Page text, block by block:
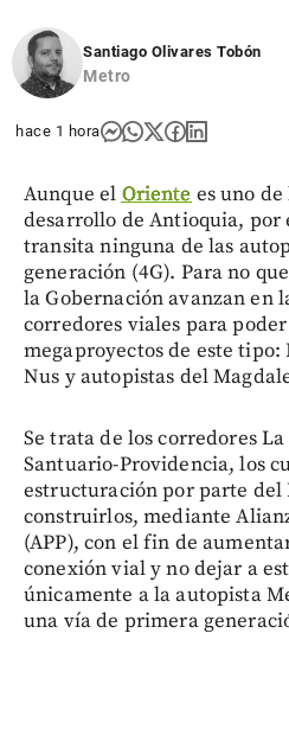
Santiago Olivares Tobón
Metro
hace 1 hora
Aunque el Oriente es uno
desarrollo de Antioquia, por
transita ninguna de las
generación (4G). Para no
la Gobernación avanzan en
corredores viales para
megaproyectos de este tipo:
Nus y autopistas del
Se trata de los corredores
Santuario-Providencia, los
estructuración por parte del
construirlos, mediante
(APP), con el fin de
conexión vial y no dejar a
únicamente a la autopista
una vía de primera